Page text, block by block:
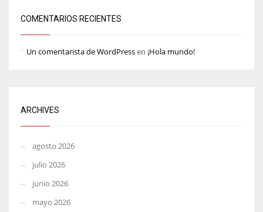
COMENTARIOS RECIENTES
Un comentarista de WordPressen ¡Hola mundo!
ARCHIVES
agosto 2026
julio 2026
junio 2026
mayo 2026